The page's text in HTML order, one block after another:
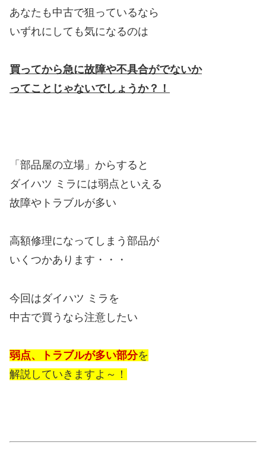
あなたも中古で狙っているなら
いずれにしても気になるのは
買ってから急に故障や不具合がでないか
ってことじゃないでしょうか？！
「部品屋の立場」からすると
ダイハツ ミラには弱点といえる
故障やトラブルが多い
高額修理になってしまう部品が
いくつかあります・・・
今回はダイハツ ミラを
中古で買うなら注意したい
弱点、トラブルが多い部分を
解説していきますよ～！